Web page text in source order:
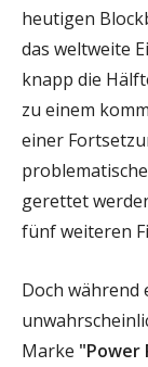
heutigen
das weltweite
knapp die
zu einem
einer
gerettet
fünf weiteren
Doch während
Marke "Power